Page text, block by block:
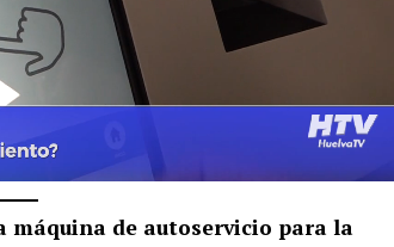
máquina de autoservicio para la